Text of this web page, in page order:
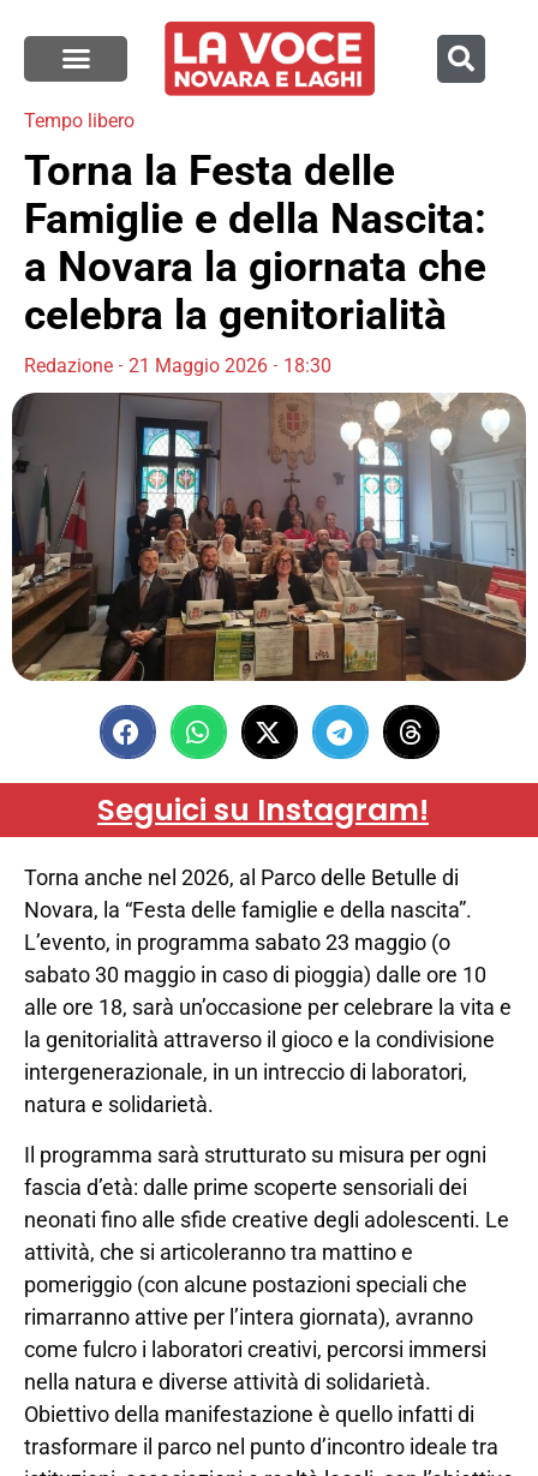
Tempo libero
Torna la Festa delle
Famiglie e della Nascita:
a Novara la giornata che
celebra la genitorialità
Redazione 21 Maggio 2026 18:30
Seguici su Instagram!
Torna anche nel 2026, al Parco delle Betulle di
Novara, la “Festa delle famiglie e della nascita”.
L’evento, in programma sabato 23 maggio (o
sabato 30 maggio in caso di pioggia) dalle ore 10
alle ore 18, sarà un’occasione per celebrare la vita e
la genitorialità attraverso il gioco e la condivisione
intergenerazionale, in un intreccio di laboratori,
natura e solidarietà.
Il programma sarà strutturato su misura per ogni
fascia d’età: dalle prime scoperte sensoriali dei
neonati fino alle sfide creative degli adolescenti. Le
attività, che si articoleranno tra mattino e
pomeriggio (con alcune postazioni speciali che
rimarranno attive per l’intera giornata), avranno
come fulcro i laboratori creativi, percorsi immersi
nella natura e diverse attività di solidarietà.
Obiettivo della manifestazione è quello infatti di
trasformare il parco nel punto d’incontro ideale tra